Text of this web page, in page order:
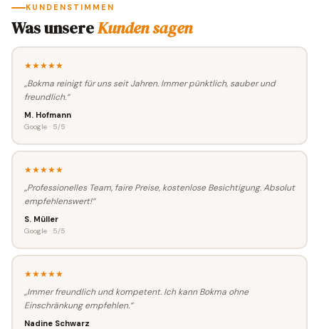
KUNDENSTIMMEN
Was unsereKunden sagen
★★★★★
„Bokma reinigt für uns seit Jahren. Immer pünktlich, sauber und
freundlich.“
M. Hofmann
Google · 5/5
★★★★★
„Professionelles Team, faire Preise, kostenlose Besichtigung. Absolut
empfehlenswert!“
S. Müller
Google · 5/5
★★★★★
„Immer freundlich und kompetent. Ich kann Bokma ohne
Einschränkung empfehlen.“
Nadine Schwarz